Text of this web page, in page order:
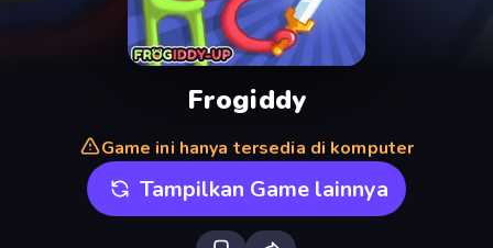
Frogiddy
Game ini hanya tersedia di komputer
Tampilkan Game lainnya